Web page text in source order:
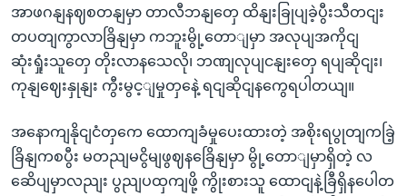
အာဖဂနျနဈစတနျမှာ တာလီဘနျတှေ ထိနျးခြုပျခဲ့ပွီးသီတငျး
တပတျကွာလာခြိနျမှာ ကဘူးမွို့တောျမှာ အလုပျအကိုငျ
ဆုံးရှုံးသူတှေ တိုးလာနသေလို၊ ဘဏျလုပျငနျးတှေ ရပျဆိုငျး၊
ကုနျဈေးနှုနျး ကွီးမွင့ျမှုတှနေဲ့ ရငျဆိုငျနကွေရပါတယျ။
အနောကျနိုငျငံတှကေ ထောကျခံမှုပေးထားတဲ့ အစိုးရပွုတျကခြဲ့
ခြိနျကစပွီး မတညျမငွိမျဖွဈနခြေိနျမှာ မွို့တောျမှာရှိတဲ့ လ
ဆေိပျမှာလညျး ပွညျပထှကျဖို့ ကွိုးစားသူ ထောငျနဲ့ခြီရှိနပေါတ